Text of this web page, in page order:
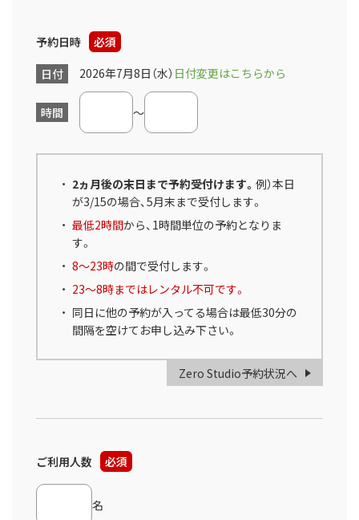
予約日時
必須
日付
2026年7月8日（水） 日付変更はこちらから
時間 ～
2ヵ月後の末日まで予約受付けます。 例）本日
が3/15の場合、5月末まで受付します。
最低2時間から、1時間単位の予約となりま
す。
8～23時の間で受付します。
23～8時まではレンタル不可です。
同日に他の予約が入ってる場合は最低30分の
間隔を空けてお申し込み下さい。
Zero Studio予約状況へ
ご利用人数 必須
名